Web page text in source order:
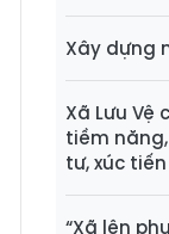
Xây dựng
Xã Lưu
tiềm
tư, xúc
“Xã lên